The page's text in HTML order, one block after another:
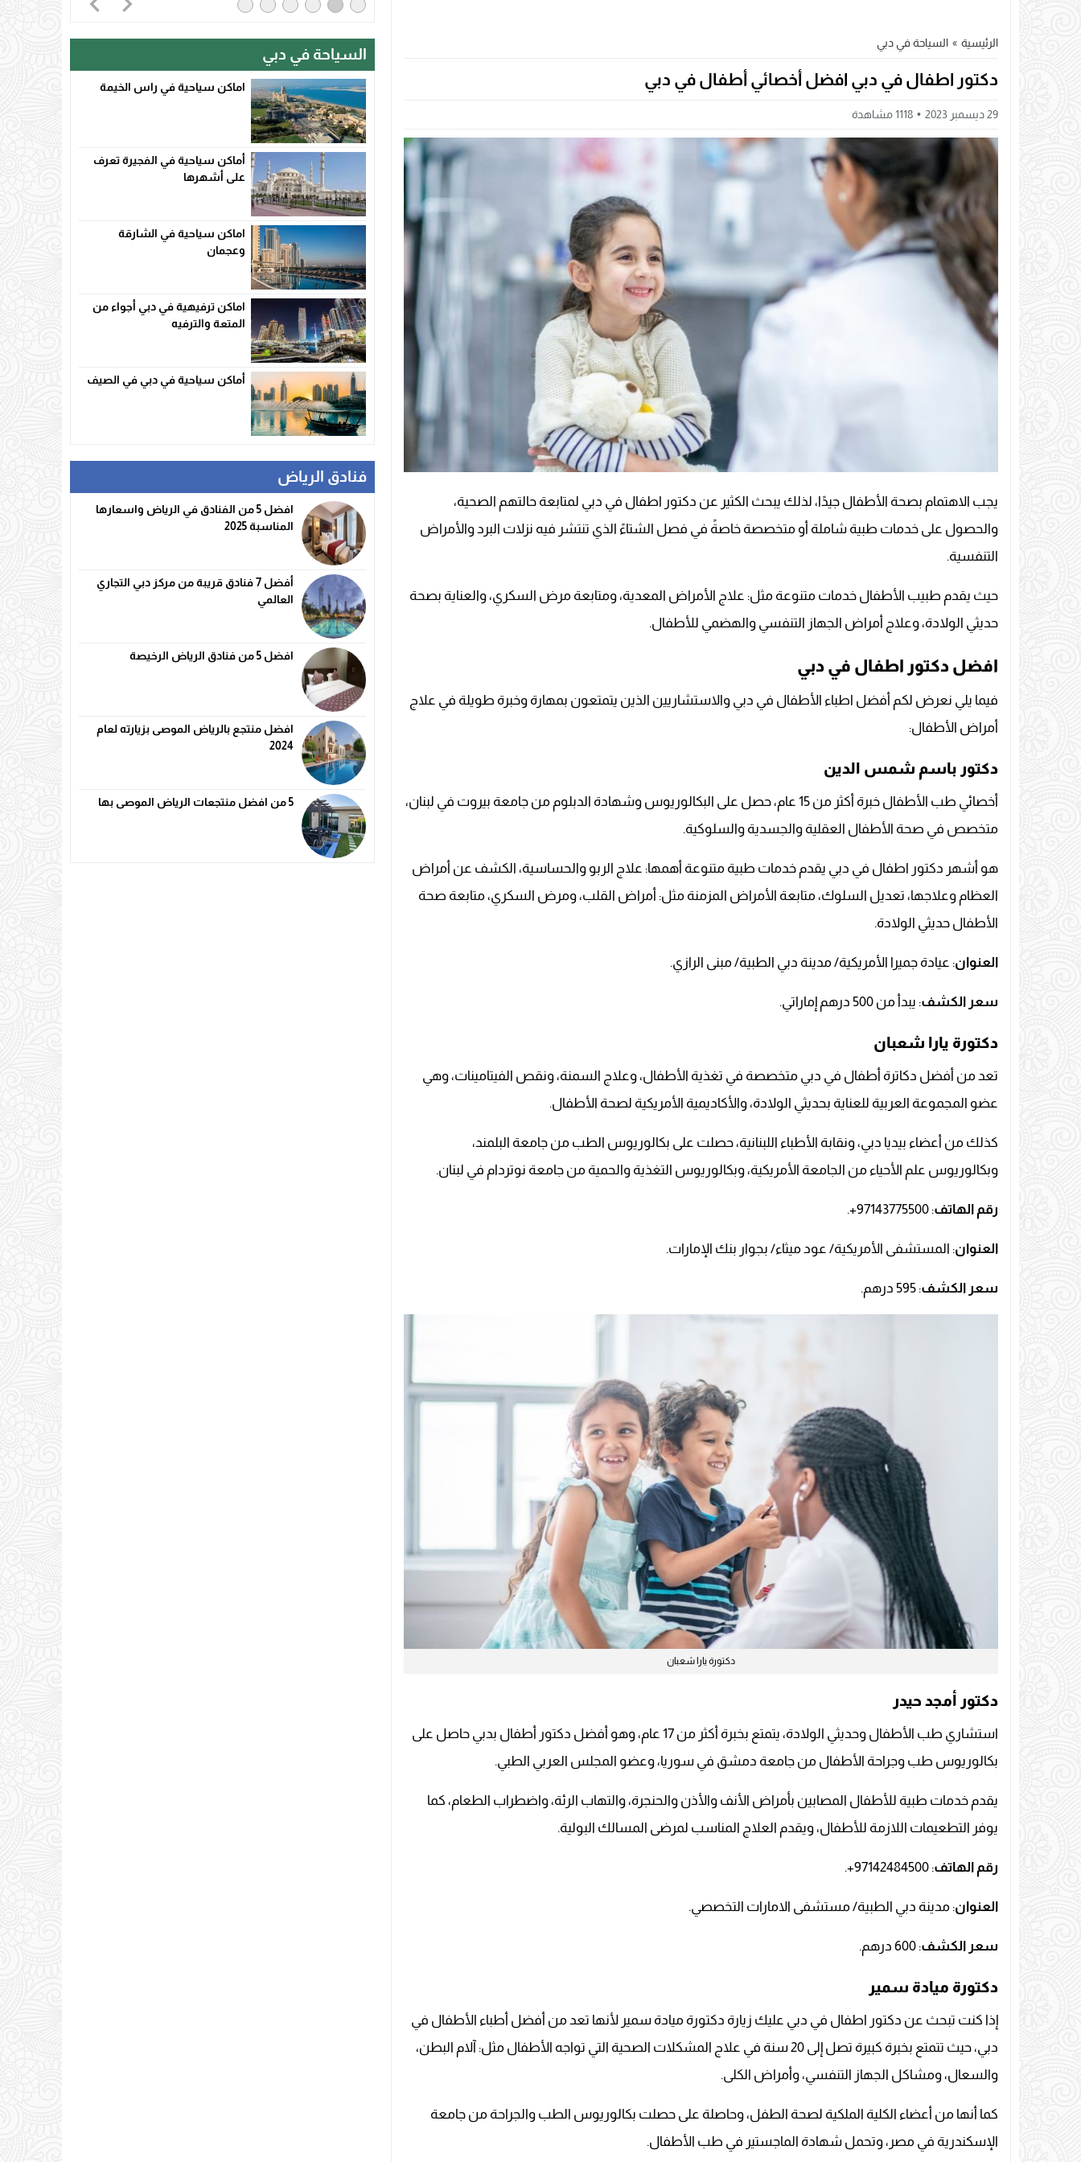
الرئيسية » السياحة في دبي
دكتور اطفال في دبي افضل أخصائي أطفال في دبي
29 ديسمبر 2023 1118مشاهدة
يجب الاهتمام بصحة الأطفال جيدًا، لذلك يبحث الكثير عن دكتور اطفال في دبي لمتابعة حالتهم الصحية،
والحصول على خدمات طبية شاملة أو متخصصة خاصةً في فصل الشتاءً الذي تنتشر فيه نزلات البرد والأمراض
التنفسية.
حيث يقدم طبيب الأطفال خدمات متنوعة مثل: علاج الأمراض المعدية، ومتابعة مرض السكري، والعناية بصحة
حديثي الولادة، وعلاج أمراض الجهاز التنفسي والهضمي للأطفال.
افضل دكتور اطفال في دبي
فيما يلي نعرض لكم أفضل اطباء الأطفال في دبي والاستشاريين الذين يتمتعون بمهارة وخبرة طويلة في علاج
أمراض الأطفال:
دكتور باسم شمس الدين
أخصائي طب الأطفال خبرة أكثر من 15 عام، حصل على البكالوريوس وشهادة الدبلوم من جامعة بيروت في لبنان،
متخصص في صحة الأطفال العقلية والجسدية والسلوكية.
هو أشهر دكتور اطفال في دبي يقدم خدمات طبية متنوعة أهمها: علاج الربو والحساسية، الكشف عن أمراض
العظام وعلاجها، تعديل السلوك، متابعة الأمراض المزمنة مثل: أمراض القلب، ومرض السكري، متابعة صحة
الأطفال حديثي الولادة.
العنوان: عيادة جميرا الأمريكية/ مدينة دبي الطبية/ مبنى الرازي.
سعر الكشف: يبدأ من 500 درهم إماراتي.
دكتورة يارا شعبان
تعد من أفضل دكاترة أطفال في دبي متخصصة في تغذية الأطفال، وعلاج السمنة، ونقص الفيتامينات، وهي
عضو المجموعة العربية للعناية بحديثي الولادة، والأكاديمية الأمريكية لصحة الأطفال.
كذلك من أعضاء بيديا دبي، ونقابة الأطباء اللبنانية، حصلت على بكالوريوس الطب من جامعة البلمند،
وبكالوريوس علم الأحياء من الجامعة الأمريكية، وبكالوريوس التغذية والحمية من جامعة نوتردام في لبنان.
رقم الهاتف: 97143775500+.
العنوان: المستشفى الأمريكية/ عود ميثاء/ بجوار بنك الإمارات.
سعر الكشف: 595 درهم.
دكتورة يارا شعبان
دكتور أمجد حيدر
استشاري طب الأطفال وحديثي الولادة، يتمتع بخبرة أكثر من 17 عام، وهو أفضل دكتور أطفال بدبي حاصل على
بكالوريوس طب وجراحة الأطفال من جامعة دمشق في سوريا، وعضو المجلس العربي الطبي.
يقدم خدمات طبية للأطفال المصابين بأمراض الأنف والأذن والحنجرة، والتهاب الرئة، واضطراب الطعام، كما
يوفر التطعيمات اللازمة للأطفال، ويقدم العلاج المناسب لمرضى المسالك البولية.
رقم الهاتف: 97142484500+.
العنوان: مدينة دبي الطبية/ مستشفى الامارات التخصصي.
سعر الكشف: 600 درهم.
دكتورة ميادة سمير
إذا كنت تبحث عن دكتور اطفال في دبي عليك زيارة دكتورة ميادة سمير لأنها تعد من أفضل أطباء الأطفال في
دبي، حيث تتمتع بخبرة كبيرة تصل إلى 20 سنة في علاج المشكلات الصحية التي تواجه الأطفال مثل: آلام البطن،
والسعال، ومشاكل الجهاز التنفسي، وأمراض الكلى.
كما أنها من أعضاء الكلية الملكية لصحة الطفل، وحاصلة على حصلت بكالوريوس الطب والجراحة من جامعة
الإسكندرية في مصر، وتحمل شهادة الماجستير في طب الأطفال.
السياحة في دبي
اماكن سياحية في راس الخيمة
أماكن سياحية في الفجيرة تعرف
على أشهرها
اماكن سياحية في الشارقة
وعجمان
اماكن ترفيهية في دبي أجواء من
المتعة والترفيه
أماكن سياحية في دبي في الصيف
فنادق الرياض
افضل 5 من الفنادق في الرياض واسعارها
المناسبة 2025
أفضل 7 فنادق قريبة من مركز دبي التجاري
العالمي
افضل 5 من فنادق الرياض الرخيصة
افضل منتجع بالرياض الموصى بزيارته لعام
2024
5 من افضل منتجعات الرياض الموصى بها